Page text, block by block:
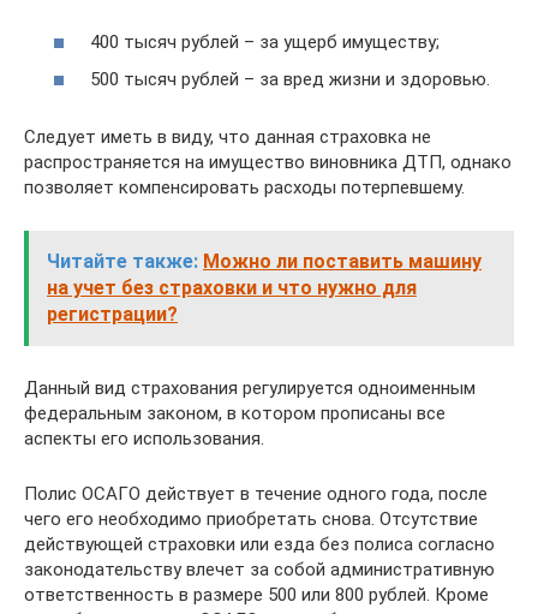
400 тысяч рублей – за ущерб имуществу;
500 тысяч рублей – за вред жизни и здоровью.
Следует иметь в виду, что данная страховка не
распространяется на имущество виновника ДТП, однако
позволяет компенсировать расходы потерпевшему.
Читайте также: Можно ли поставить машину
на учет без страховки и что нужно для
регистрации?
Данный вид страхования регулируется одноименным
федеральным законом, в котором прописаны все
аспекты его использования.
Полис ОСАГО действует в течение одного года, после
чего его необходимо приобретать снова. Отсутствие
действующей страховки или езда без полиса согласно
законодательству влечет за собой административную
ответственность в размере 500 или 800 рублей. Кроме